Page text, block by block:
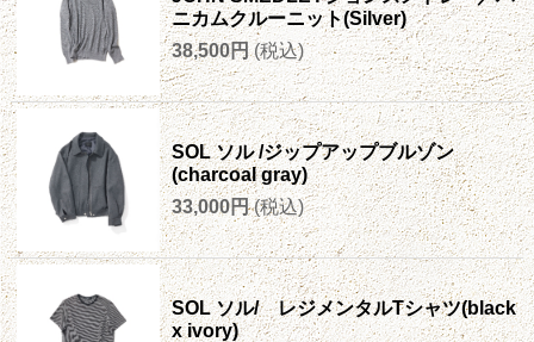
ニカムクルーニット(Silver)
38,500円 (税込)
SOL ソル /ジップアップブルゾン
(charcoal gray)
33,000円 (税込)
SOL ソル/ レジメンタルTシャツ(black
x ivory)